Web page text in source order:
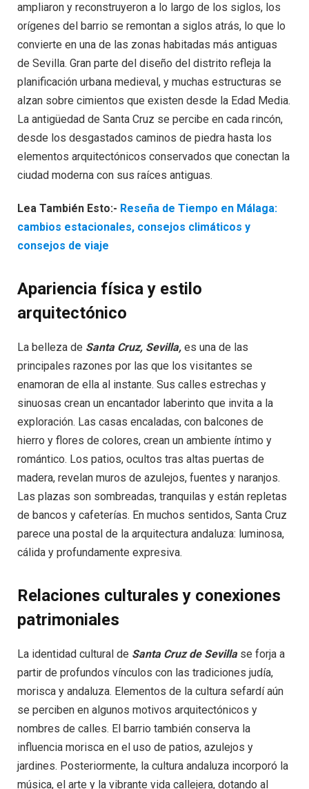
ampliaron y reconstruyeron a lo largo de los siglos, los
orígenes del barrio se remontan a siglos atrás, lo que lo
convierte en una de las zonas habitadas más antiguas
de Sevilla. Gran parte del diseño del distrito refleja la
planificación urbana medieval, y muchas estructuras se
alzan sobre cimientos que existen desde la Edad Media.
La antigüedad de Santa Cruz se percibe en cada rincón,
desde los desgastados caminos de piedra hasta los
elementos arquitectónicos conservados que conectan la
ciudad moderna con sus raíces antiguas.
Lea También Esto:- Reseña de Tiempo en Málaga:
cambios estacionales, consejos climáticos y
consejos de viaje
Apariencia física y estilo
arquitectónico
La belleza de Santa Cruz, Sevilla, es una de las
principales razones por las que los visitantes se
enamoran de ella al instante. Sus calles estrechas y
sinuosas crean un encantador laberinto que invita a la
exploración. Las casas encaladas, con balcones de
hierro y flores de colores, crean un ambiente íntimo y
romántico. Los patios, ocultos tras altas puertas de
madera, revelan muros de azulejos, fuentes y naranjos.
Las plazas son sombreadas, tranquilas y están repletas
de bancos y cafeterías. En muchos sentidos, Santa Cruz
parece una postal de la arquitectura andaluza: luminosa,
cálida y profundamente expresiva.
Relaciones culturales y conexiones
patrimoniales
La identidad cultural de Santa Cruz de Sevillase forja a
partir de profundos vínculos con las tradiciones judía,
morisca y andaluza. Elementos de la cultura sefardí aún
se perciben en algunos motivos arquitectónicos y
nombres de calles. El barrio también conserva la
influencia morisca en el uso de patios, azulejos y
jardines. Posteriormente, la cultura andaluza incorporó la
música, el arte y la vibrante vida callejera, dotando al